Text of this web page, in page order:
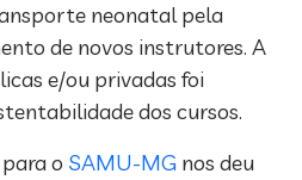
neonatal pela
de novos instrutores. A
e/ou privadas foi
dos cursos.
o SAMU-MG nos deu